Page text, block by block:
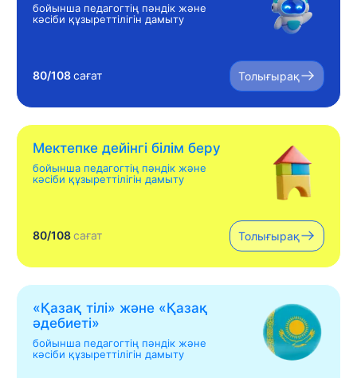
бойынша педагогтің пәндік және
кәсіби құзыреттілігін дамыту
80/108сағат Толығырақ
Мектепке дейінгі білім беру
бойынша педагогтің пәндік және
кәсіби құзыреттілігін дамыту
80/108сағат Толығырақ
«Қазақ тілі» жəне «Қазақ
əдебиеті»
бойынша педагогтің пәндік және
кәсіби құзыреттілігін дамыту